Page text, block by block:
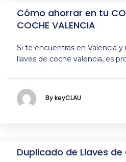
Cómo ahorrar en tu
COCHE VALENCIA
Si te encuentras en Valencia
llaves de coche valencia, es
By keyCLAU
Duplicado de Llaves